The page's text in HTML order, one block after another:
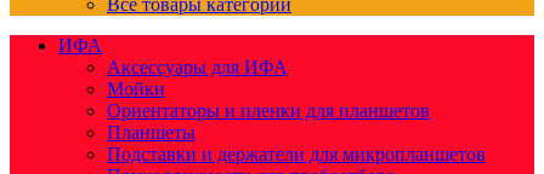
Все товары категории
ИФА
Аксессуары для ИФА
Мойки
Ориентаторы и пленки для планшетов
Планшеты
Подставки и держатели для микропланшетов